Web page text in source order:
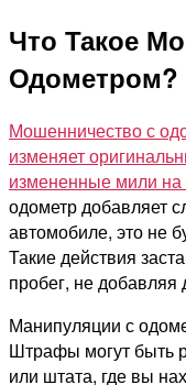
Что Такое
Одометром?
Мошенничество с
изменяет
измененные мили
одометр добавляет
автомобиле, это не
Такие действия
пробег, не добавляя
Манипуляции с
Штрафы могут быть
или штата, где вы